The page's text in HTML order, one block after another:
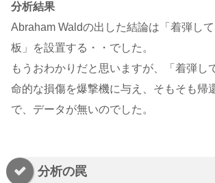
分析結果
Abraham Waldの出した結論は「着弾し
板」を設置する・・でした。
もうおわかりだと思いますが、「着弾し
命的な損傷を爆撃機に与え、そもそも帰
で、データが無いのでした。
分析の罠